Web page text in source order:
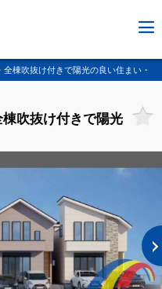
棟吹抜け付きで陽光の良い住まい・
吹抜け付きで陽光